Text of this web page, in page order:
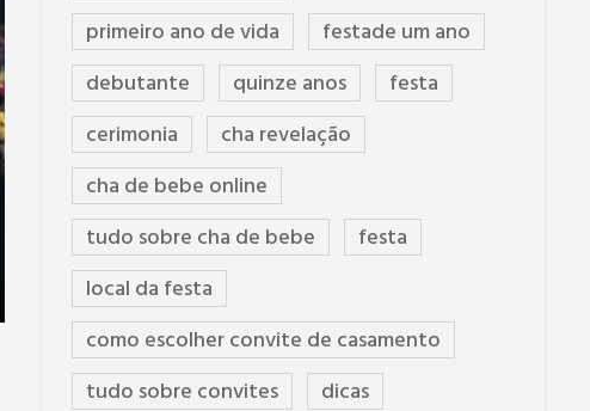
primeiro ano de vida
festade um ano
debutante
quinze anos
festa
cerimonia
cha revelação
cha de bebe online
tudo sobre cha de bebe
festa
local da festa
como escolher convite de casamento
tudo sobre convites
dicas